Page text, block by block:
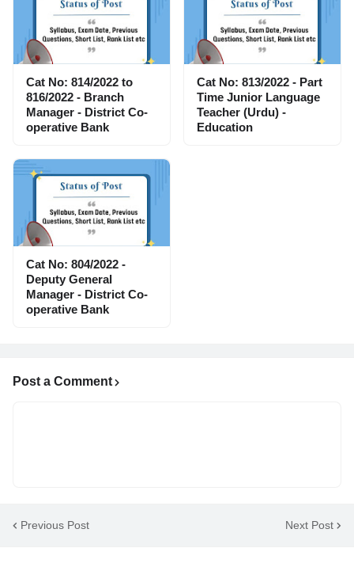
Cat No: 814/2022 to
816/2022 - Branch
Manager - District Co-
operative Bank
Cat No: 813/2022 - Part
Time Junior Language
Teacher (Urdu) -
Education
Cat No: 804/2022 -
Deputy General
Manager - District Co-
operative Bank
Post a Comment
Previous Post Next Post